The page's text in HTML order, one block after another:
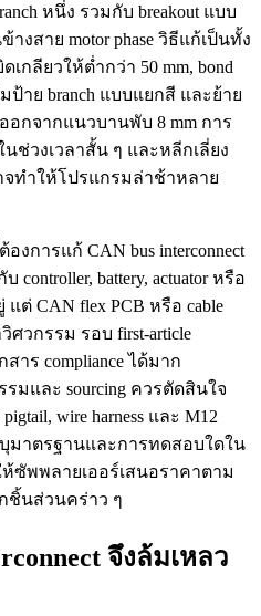
หนึ่ง รวมกับ breakout แบบ
างสาย motor phase วิธีแก้เป็นทั้ง
กลียวให้ต่ำกว่า 50 mm, bond
ป้าย branch แบบแยกสี และย้าย
ออกจากแนวบานพับ 8 mm การ
ช่วงเวลาสั้น ๆ และหลีกเลี่ยง
จทำให้โปรแกรมล่าช้าหลาย
ารแก้ CAN bus interconnect
battery, actuator หรือ
ต่ CAN flex PCB หรือ cable
ศวกรรม รอบ first-article
สาร compliance ได้มาก
มและ sourcing ควรตัดสินใจ
wire harness และ M12
บุมาตรฐานและการทดสอบใดใน
ซัพพลายเออร์เสนอราคาตาม
ชิ้นส่วนคร่าว ๆ
จึงล้มเหลว